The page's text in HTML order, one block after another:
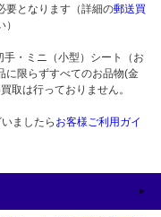
要となります（詳細の郵送買
・ミニ（小型）シート（お
に限らずすべてのお品物(金
取は行っておりません。
ましたら お客様ご利用ガイ